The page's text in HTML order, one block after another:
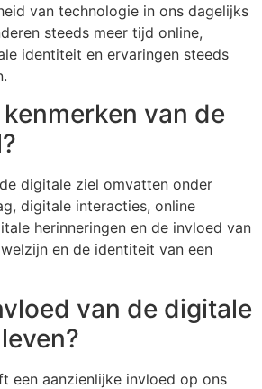
van technologie in ons dagelijks
steeds meer tijd online,
identiteit en ervaringen steeds
van de
digitale ziel omvatten onder
digitale interacties, online
herinneringen en de invloed van
en de identiteit van een
van de digitale
een aanzienlijke invloed op ons